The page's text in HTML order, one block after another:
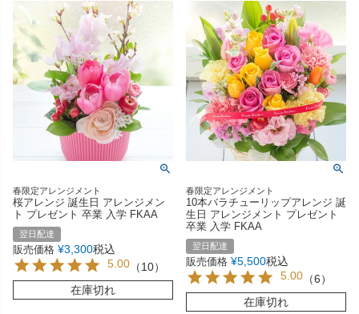
春限定アレンジメント
桜アレンジ 誕生日 アレンジメン
ト プレゼント 卒業 入学 FKAA
翌日配達
販売価格 ¥3,300税込
5.00 （10）
在庫切れ
春限定アレンジメント
10本バラチューリップアレンジ 誕
生日 アレンジメント プレゼント
卒業 入学 FKAA
翌日配達
販売価格 ¥5,500税込
5.00 （6）
在庫切れ